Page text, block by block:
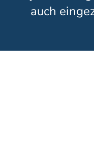
auch